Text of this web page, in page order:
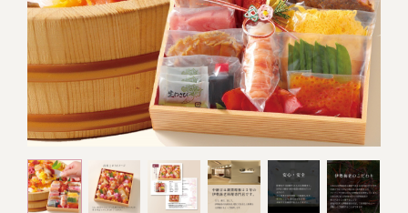
ご結婚式 1.5次会・
二次会
オンライン通販
(造り/焼物/蒸し/ボイル伊勢海老)
(ごちそう重/誕生日重/還暦重/お食い初め重)
弁当宅配・仕出し
鉄板焼 ひかり サイトマップ
お造り（お刺身）
焼物
蒸し
ボイル伊勢海老
全ての商品を見る
ごちそう重
還暦重
誕生日重
おせち
全ての商品を見る
生おせち
おせち冷凍
海鮮鍋
海鮮ＢＢＱ
調味料